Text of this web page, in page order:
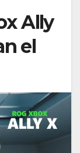
Ally
el